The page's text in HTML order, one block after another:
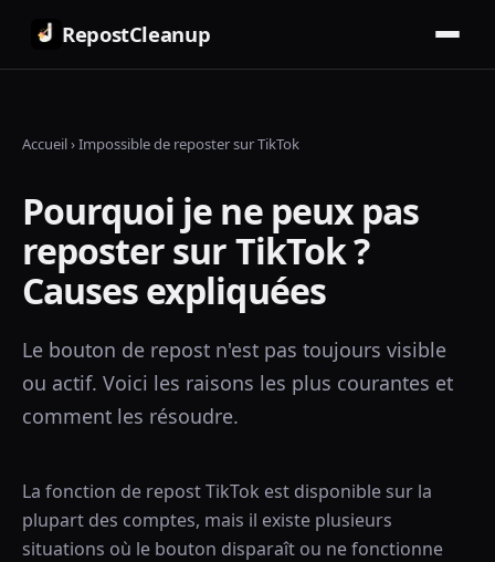
RepostCleanup
Accueil›Impossible de reposter sur TikTok
Pourquoi je ne peux pas
reposter sur TikTok ?
Causes expliquées
Le bouton de repost n'est pas toujours visible
ou actif. Voici les raisons les plus courantes et
comment les résoudre.
La fonction de repost TikTok est disponible sur la
plupart des comptes, mais il existe plusieurs
situations où le bouton disparaît ou ne fonctionne